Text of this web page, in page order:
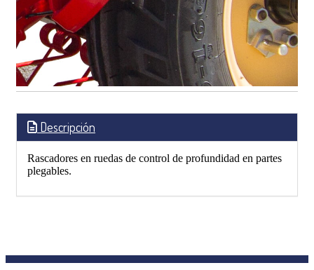
Descripción
Rascadores en ruedas de control de profundidad en partes
plegables.